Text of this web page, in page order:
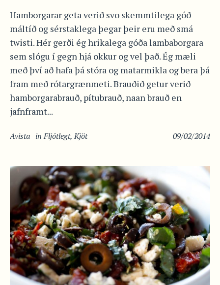
Hamborgarar geta verið svo skemmtilega góð
máltíð og sérstaklega þegar þeir eru með smá
twisti. Hér gerði ég hrikalega góða lambaborgara
sem slógu í gegn hjá okkur og vel það. Ég mæli
með því að hafa þá stóra og matarmikla og bera þá
fram með rótargrænmeti. Brauðið getur verið
hamborgarabrauð, pítubrauð, naan brauð en
jafnframt...
09/02/2014
Avista inFljótlegt,Kjöt